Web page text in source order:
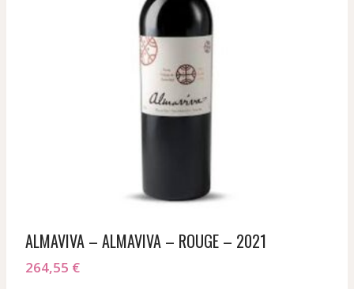
ALMAVIVA – ALMAVIVA – ROUGE – 2021
264,55 €